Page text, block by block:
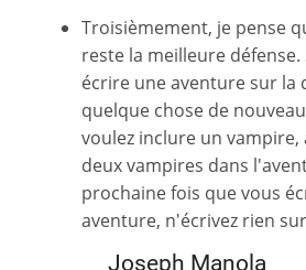
Troisièmement, je pense
reste la meilleure défense.
écrire une aventure sur la
quelque chose de
voulez inclure un vampire,
deux vampires dans
prochaine fois que vous
aventure, n'écrivez rien
Joseph Manola